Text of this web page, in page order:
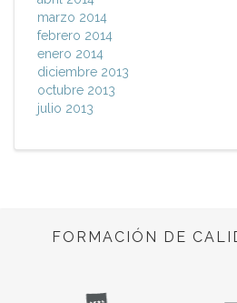
marzo 2014
febrero 2014
enero 2014
diciembre 2013
octubre 2013
julio 2013
FORMACIÓN DE